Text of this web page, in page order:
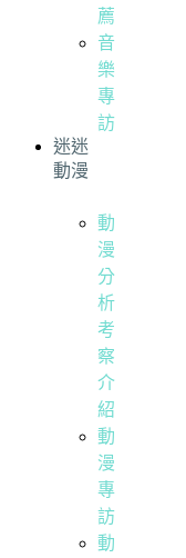
薦
音
樂
專
訪
迷迷
動漫
動
漫
分
析
考
察
介
紹
動
漫
專
訪
動